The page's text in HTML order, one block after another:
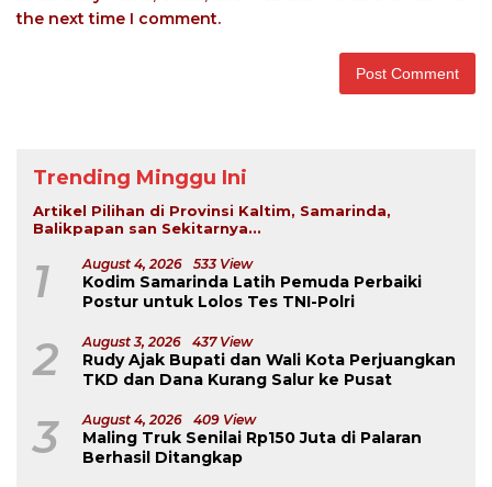
the next time I comment.
Trending Minggu Ini
Artikel Pilihan di Provinsi Kaltim, Samarinda,
Balikpapan san Sekitarnya...
1 August 4, 2026 533 View
Kodim Samarinda Latih Pemuda Perbaiki
Postur untuk Lolos Tes TNI-Polri
2 August 3, 2026 437 View
Rudy Ajak Bupati dan Wali Kota Perjuangkan
TKD dan Dana Kurang Salur ke Pusat
3 August 4, 2026 409 View
Maling Truk Senilai Rp150 Juta di Palaran
Berhasil Ditangkap